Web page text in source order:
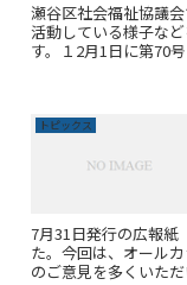
瀬谷区社会福祉協議
活動している様子な
す。１2月1日に第70
トピックス
7月31日発行の広報紙
た。今回は、オール
のご意見を多くいた